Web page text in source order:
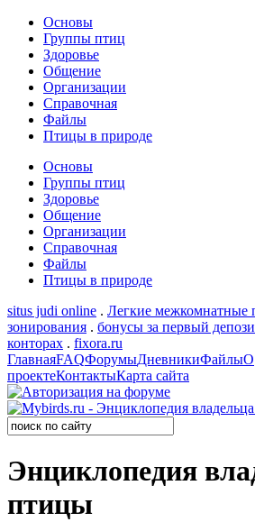
Основы
Группы птиц
Здоровье
Общение
Организации
Справочная
Файлы
Птицы в природе
Основы
Группы птиц
Здоровье
Общение
Организации
Справочная
Файлы
Птицы в природе
situs judi online . Легкие межкомнатные
зонирования . бонусы за первый
конторах . fixora.ru
ГлавнаяFAQФорумыДневникиФайлыО
проектеКонтактыКарта сайта
Энциклопедия
птицы